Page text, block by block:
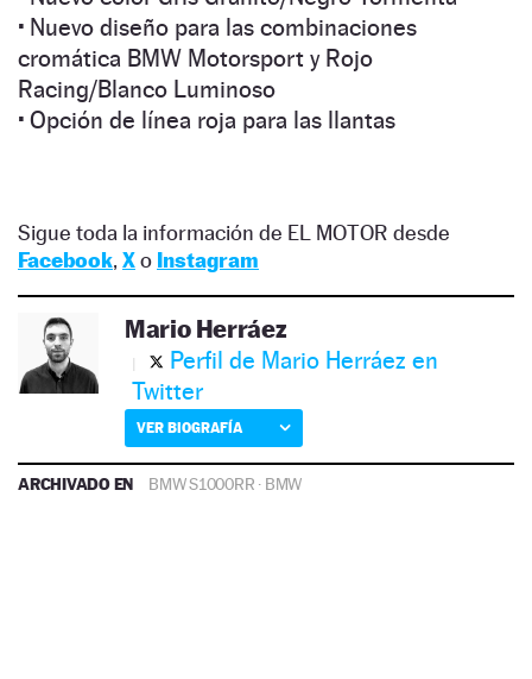
· Nuevo diseño para las combinaciones
cromática BMW Motorsport y Rojo
Racing/Blanco Luminoso
· Opción de línea roja para las llantas
Sigue toda la información de EL MOTOR desde
Facebook, Xo Instagram
Mario Herráez
Perfil de Mario Herráez en
Twitter
VER BIOGRAFÍA
ARCHIVADO EN BMW S1000RR · BMW